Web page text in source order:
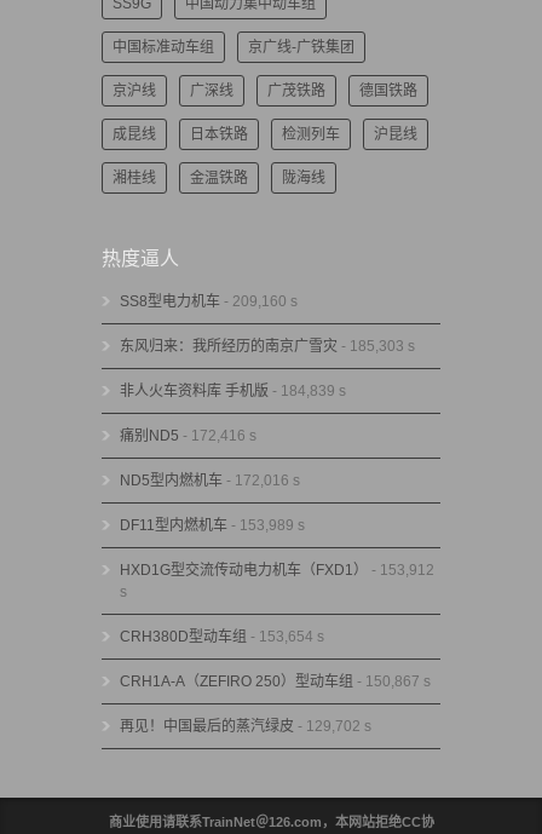
SS9G 中国动力集中动车组
中国标准动车组 京广线-广铁集团
京沪线 广深线 广茂铁路 德国铁路
成昆线 日本铁路 检测列车 沪昆线
湘桂线 金温铁路 陇海线
热度逼人
SS8型电力机车 - 209,160 s
东风归来：我所经历的南京广雪灾 - 185,303 s
非人火车资料库 手机版 - 184,839 s
痛别ND5 - 172,416 s
ND5型内燃机车 - 172,016 s
DF11型内燃机车 - 153,989 s
HXD1G型交流传动电力机车（FXD1）
- 153,912
s
CRH380D型动车组 - 153,654 s
CRH1A-A（ZEFIRO 250）型动车组 - 150,867 s
再见！中国最后的蒸汽绿皮 - 129,702 s
商业使用请联系TrainNet＠126.com，本网站拒绝CC协